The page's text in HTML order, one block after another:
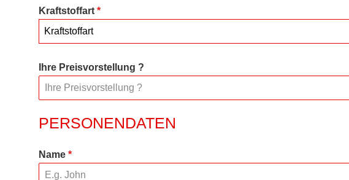
Kraftstoffart *
Kraftstoffart
Ihre Preisvorstellung ?
PERSONENDATEN
Name *